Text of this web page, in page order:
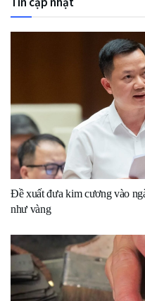
Đề xuất đưa kim cương vào
như vàng